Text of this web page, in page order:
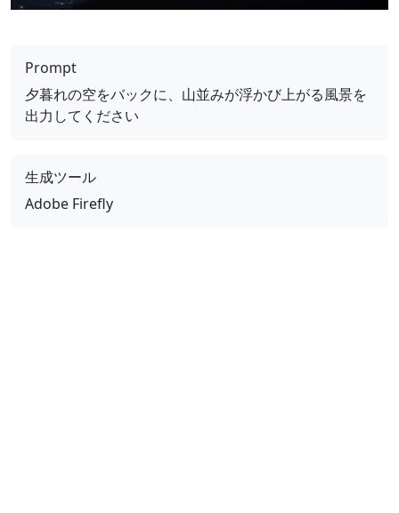
Prompt
夕暮れの空をバックに、山並みが浮かび上がる風景を
出力してください
生成ツール
Adobe Firefly